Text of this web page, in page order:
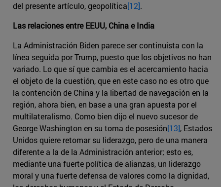
del presente artículo, geopolítica[12].
Las relaciones entre EEUU, China e India
La Administración Biden parece ser continuista con la
línea seguida por Trump, puesto que los objetivos no han
variado. Lo que sí que cambia es el acercamiento hacia
el objeto de la cuestión, que en este caso no es otro que
la contención de China y la libertad de navegación en la
región, ahora bien, en base a una gran apuesta por el
multilateralismo. Como bien dijo el nuevo sucesor de
George Washington en su toma de posesión[13], Estados
Unidos quiere retomar su liderazgo, pero de una manera
diferente a la de la Administración anterior; esto es,
mediante una fuerte política de alianzas, un liderazgo
moral y una fuerte defensa de valores como la dignidad,